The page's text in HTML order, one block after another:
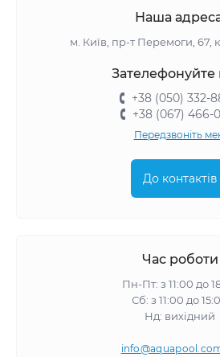
Наша
м. Київ, пр-т Перемоги, 67,
Зателефонуйте
+38 (050) 332-
+38 (067) 466-
Передзвоніть
До контактів
Час роботи
Пн-Пт: з 11:00 до
Сб: з 11:00 до
Нд: вихідний